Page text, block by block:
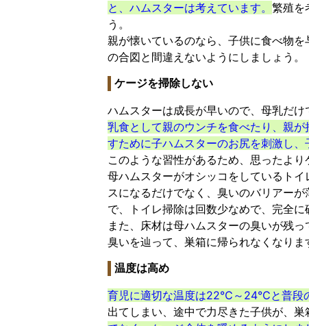
と、ハムスターは考えています。 繁殖を
う。
親が懐いているのなら、子供に食べ物
の合図と間違えないようにしましょう。
ケージを掃除しない
ハムスターは成長が早いので、母乳だけ
乳食として親のウンチを食べたり、親
すために子ハムスターのお尻を刺激し
このような習性があるため、思ったより
母ハムスターがオシッコをしているト
スになるだけでなく、臭いのバリアー
で、トイレ掃除は回数少なめで、完全に
また、床材は母ハムスターの臭いが残
臭いを辿って、巣箱に帰られなくなりま
温度は高め
育児に適切な温度は22℃～24℃と普段の
出てしまい、途中で力尽きた子供が、巣